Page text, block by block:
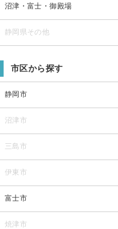
沼津・富士・御殿場
静岡県その他
市区から探す
静岡市
沼津市
三島市
伊東市
富士市
焼津市